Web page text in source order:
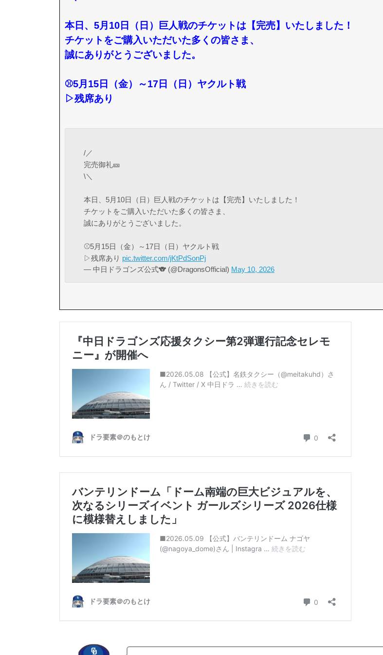
本日、5月10日（日）巨人戦のチケットは【完売】いたしました！
チケットをご購入いただいた多くの皆さま、
誠にありがとうございました。
⚾5月15日（金）～17日（日）ヤクルト戦
▷残席あり
/／
完売御礼🎫
\＼
本日、5月10日（日）巨人戦のチケットは【完売】いたしました！
チケットをご購入いただいた多くの皆さま、
誠にありがとうございました。
⚾5月15日（金）～17日（日）ヤクルト戦
▷残席あり pic.twitter.com/jKtPdSonPj
— 中日ドラゴンズ公式🐨 (@DragonsOfficial) May 10, 2026